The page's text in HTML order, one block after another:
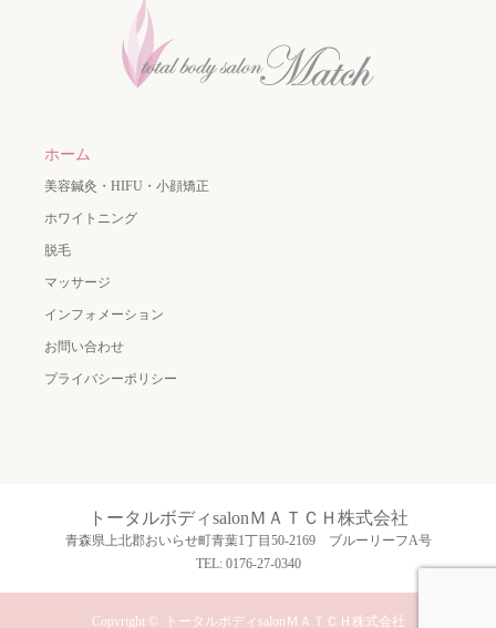
ホーム
美容鍼灸・HIFU・小顔矯正
ホワイトニング
脱毛
マッサージ
インフォメーション
お問い合わせ
プライバシーポリシー
トータルボディsalonＭＡＴＣＨ株式会社
青森県上北郡おいらせ町青葉1丁目50-2169 ブルーリーフA号
TEL: 0176-27-0340
Copyright © トータルボディsalonＭＡＴＣＨ株式会社